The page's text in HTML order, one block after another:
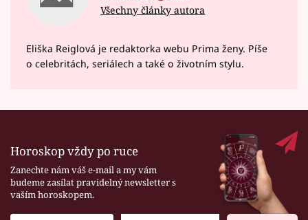
Všechny články autora
Eliška Reiglová je redaktorka webu Prima ženy. Píše
o celebritách, seriálech a také o životním stylu.
Horoskop vždy po ruce
Zanechte nám váš e-mail a my vám
budeme zasílat pravidelný newsletter s
vaším horoskopem.